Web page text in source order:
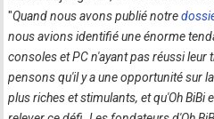
"Quand nous avons publié notre
nous avions identifié une énorme
consoles et PC n'ayant pas réussi
pensons qu'il y a une opportunité sur
plus riches et stimulants, et qu'Oh BiBi